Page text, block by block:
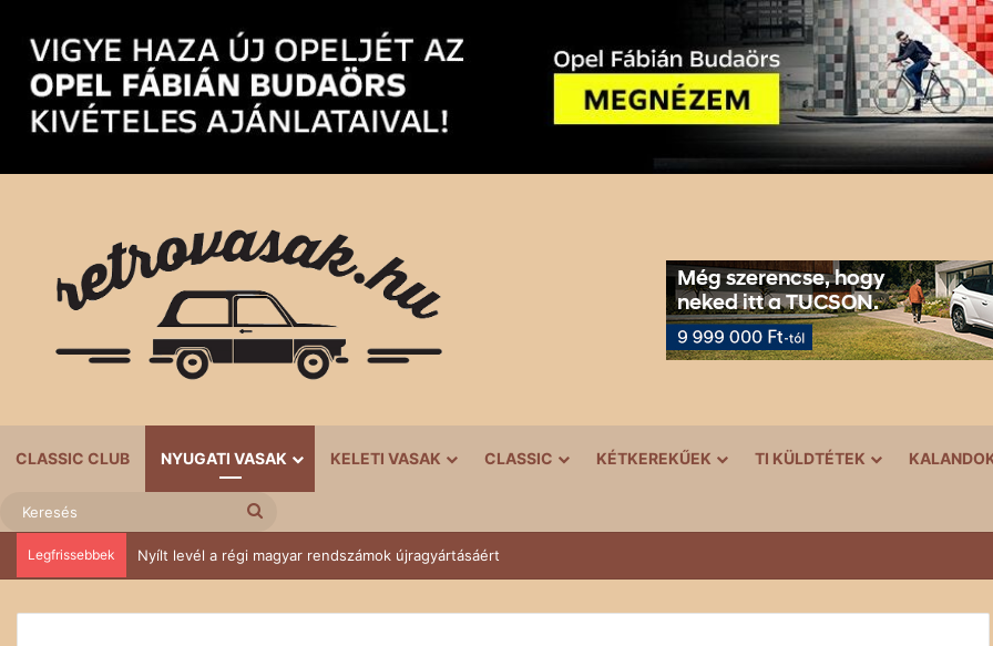
CLASSIC CLUB NYUGATI VASAK KELETI VASAK CLASSIC KÉTKEREKŰEK TI KÜLDTÉTEK
Legfrissebbek Nyílt levél a régi magyar rendszámok újragyártásáért